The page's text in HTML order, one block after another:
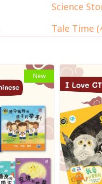
Science
Tale Time (
New